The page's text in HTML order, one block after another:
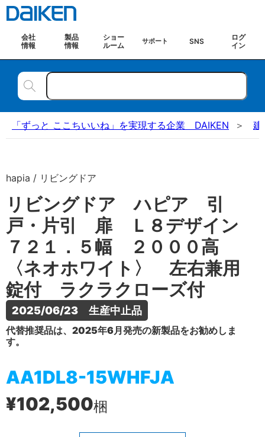
会社
情報
製品
情報
ショー
ルーム
サポート SNS
ログ
イン
「ずっと ここちいいね」を実現する企業 DAIKEN 建
hapia / リビングドア
リビングドア ハピア 引
戸・片引 扉 Ｌ８デザイン
７２１．５幅 ２０００高
〈ネオホワイト〉 左右兼用
錠付 ラクラクローズ付
2025/06/23　生産中止品
代替推奨品は、2025年6月発売の新製品をお勧めしま
す。
AA1DL8-15WHFJA
¥102,500梱